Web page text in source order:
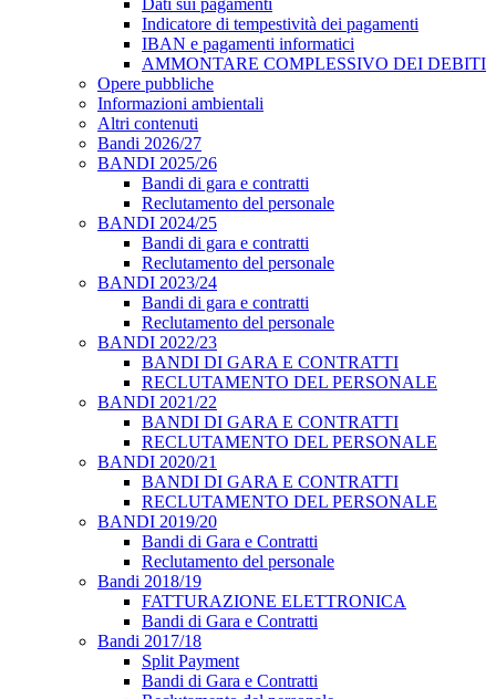
Dati sui pagamenti
Indicatore di tempestività dei pagamenti
IBAN e pagamenti informatici
AMMONTARE COMPLESSIVO DEI DEBITI
Opere pubbliche
Informazioni ambientali
Altri contenuti
Bandi 2026/27
BANDI 2025/26
Bandi di gara e contratti
Reclutamento del personale
BANDI 2024/25
Bandi di gara e contratti
Reclutamento del personale
BANDI 2023/24
Bandi di gara e contratti
Reclutamento del personale
BANDI 2022/23
BANDI DI GARA E CONTRATTI
RECLUTAMENTO DEL PERSONALE
BANDI 2021/22
BANDI DI GARA E CONTRATTI
RECLUTAMENTO DEL PERSONALE
BANDI 2020/21
BANDI DI GARA E CONTRATTI
RECLUTAMENTO DEL PERSONALE
BANDI 2019/20
Bandi di Gara e Contratti
Reclutamento del personale
Bandi 2018/19
FATTURAZIONE ELETTRONICA
Bandi di Gara e Contratti
Bandi 2017/18
Split Payment
Bandi di Gara e Contratti